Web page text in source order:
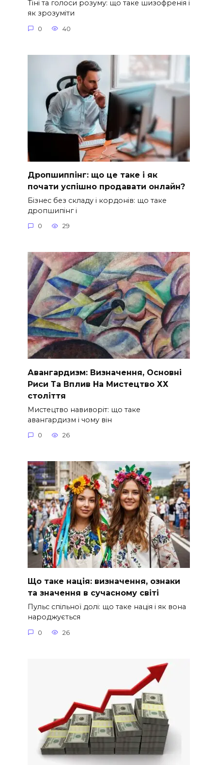
Тіні та голоси розуму: що таке шизофренія і
як зрозуміти
0 40
Дропшиппінг: що це таке і як
почати успішно продавати онлайн?
Бізнес без складу і кордонів: що таке
дропшипінг і
0 29
Авангардизм: Визначення, Основні
Риси Та Вплив На Мистецтво ХХ
століття
Мистецтво навиворіт: що таке
авангардизм і чому він
0 26
Що таке нація: визначення, ознаки
та значення в сучасному світі
Пульс спільної долі: що таке нація і як вона
народжується
0 26